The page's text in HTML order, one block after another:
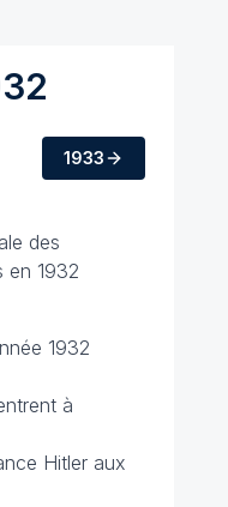
1933
des
en 1932
1932
à
Hitler aux